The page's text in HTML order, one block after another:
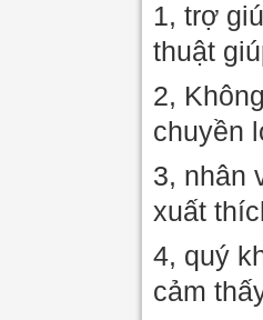
1, trợ
thuật
2,
chuyền
3, nhân
xuất
4, quý
cảm